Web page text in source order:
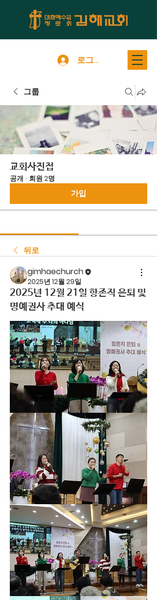
로그인
그룹
교회사진첩
공개 · 회원 2명
가입
뒤로
gimhaechurch
2025년 12월 29일
2025년 12월 21일 항존직 은퇴 및
명예권사 추대 예식